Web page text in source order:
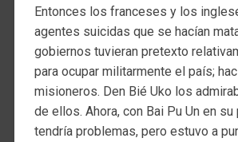
Entonces los franceses y los
agentes suicidas que se hacían
gobiernos tuvieran pretexto
para ocupar militarmente el país;
misioneros. Den Bié Uko los
de ellos. Ahora, con Bai Pu Un en su
tendría problemas, pero estuvo a